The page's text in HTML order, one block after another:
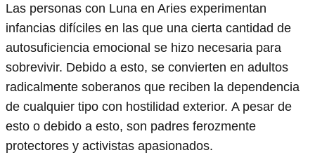
Las personas con Luna en Aries experimentan
infancias difíciles en las que una cierta cantidad de
autosuficiencia emocional se hizo necesaria para
sobrevivir. Debido a esto, se convierten en adultos
radicalmente soberanos que reciben la dependencia
de cualquier tipo con hostilidad exterior. A pesar de
esto o debido a esto, son padres ferozmente
protectores y activistas apasionados.